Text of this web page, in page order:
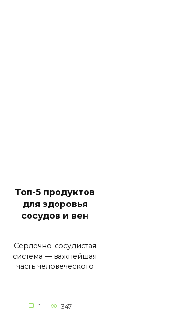
Топ-5 продуктов
для здоровья
сосудов и вен
Сердечно-сосудистая
система — важнейшая
часть человеческого
1 347